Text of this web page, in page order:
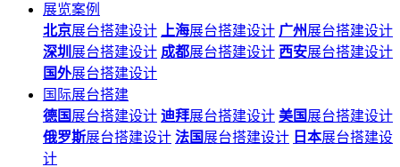
展览案例
北京展台搭建设计 上海展台搭建设计 广州展台搭建设计
深圳 展台搭建设计 成都展台搭建设计 西安展台搭建设计
国外展台搭建设计
国际展台搭建
德国 展台搭建设计 迪拜展台搭建设计 美国 展台搭建设计
俄罗斯展台搭建设计 法国 展台搭建设计 日本展台搭建设
计